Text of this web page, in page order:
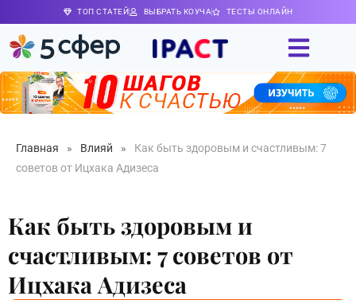
ТОП СТАТЕЙ ВЫБРАТЬ КОУЧА ТЕСТЫ ОНЛАЙН
Главная » Влияй »
Как быть здоровым и счастливым: 7
советов от Ицхака Адизеса
Как быть здоровым и
счастливым: 7 советов от
Ицхака Адизеса